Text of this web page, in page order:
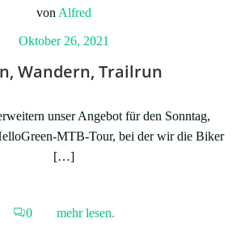
von Alfred
Oktober 26, 2021
Wandern, Trailrun
unser Angebot für den Sonntag,
MTB-Tour, bei der wir die Biker
[…]
0 mehr lesen.